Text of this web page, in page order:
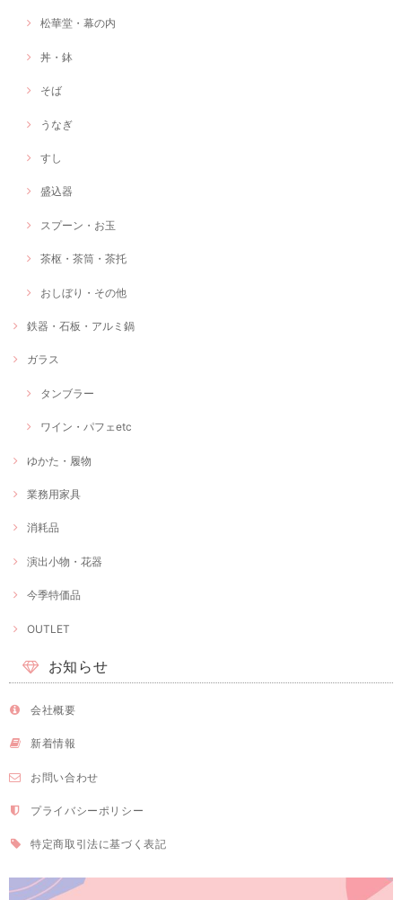
松華堂・幕の内
丼・鉢
そば
うなぎ
すし
盛込器
スプーン・お玉
茶枢・茶筒・茶托
おしぼり・その他
鉄器・石板・アルミ鍋
ガラス
タンブラー
ワイン・パフェetc
ゆかた・履物
業務用家具
消耗品
演出小物・花器
今季特価品
OUTLET
お知らせ
会社概要
新着情報
お問い合わせ
プライバシーポリシー
特定商取引法に基づく表記